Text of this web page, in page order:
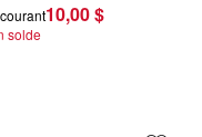
10,00 $
solde